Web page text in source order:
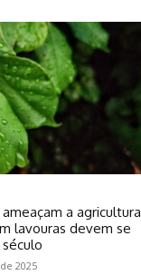
a agricultura
lavouras devem se
2025